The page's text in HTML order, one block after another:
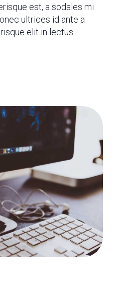
est, a sodales mi
ultrices id ante a
elit in lectus